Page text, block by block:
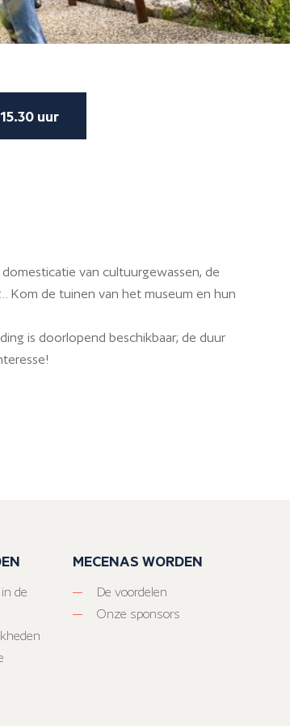
uur
van cultuurgewassen, de
Kom de tuinen van het museum en hun
is doorlopend beschikbaar; de duur
de
MECENAS WORDEN
De voordelen
Onze sponsors